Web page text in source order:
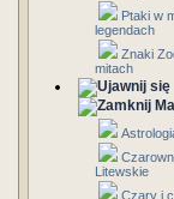
Ptaki w
legendach
Znaki
mitach
Litewskie
Czary i